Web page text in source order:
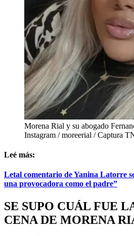
Morena Rial y su abogado
Instagram / moreerial / Captura
Leé más:
Letal comentario de Yanina Latorre
una provocadora como el padre”
SE SUPO CUÁL FUE
CENA DE MORENA